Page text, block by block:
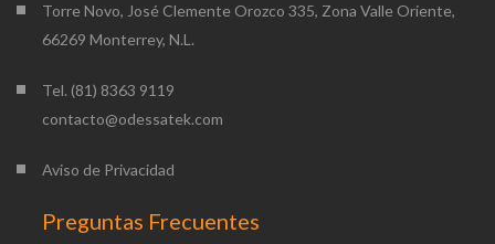
Torre Novo, José Clemente Orozco 335, Zona Valle Oriente,
66269 Monterrey, N.L.
Tel. (81) 8363 9119
contacto@odessatek.com
Aviso de Privacidad
Preguntas Frecuentes